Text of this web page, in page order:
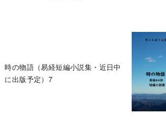
時の物語（易経短編小説集・近日中
に出版予定）7